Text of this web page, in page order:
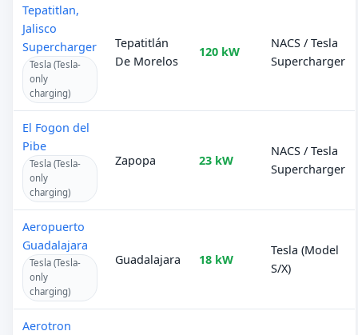
Tepatitlan,
Jalisco
Supercharger
Tesla (Tesla-
only
charging)
Tepatitlán
De Morelos
120 kW
NACS / Tesla
Supercharger
El Fogon del
Pibe
Tesla (Tesla-
only
charging)
Zapopa 23 kW
NACS / Tesla
Supercharger
Aeropuerto
Guadalajara
Tesla (Tesla-
only
charging)
Guadalajara 18 kW
Tesla (Model
S/X)
Aerotron